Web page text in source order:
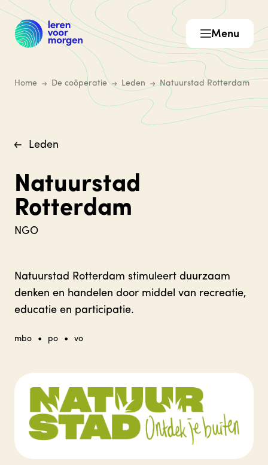
Menu
Home De coöperatie Leden Natuurstad Rotterdam
Leden
Natuurstad
Rotterdam
NGO
Natuurstad Rotterdam stimuleert duurzaam
denken en handelen door middel van recreatie,
educatie en participatie.
mbo • po • vo